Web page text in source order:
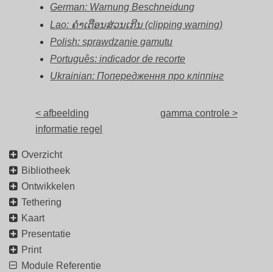
German: Warnung Beschneidung
Lao: ຄຳເຕືອນສ່ວນເກີນ (clipping warning)
Polish: sprawdzanie gamutu
Português: indicador de recorte
Ukrainian: Попередження про кліппінг
< afbeelding
informatie regel
gamma controle >
Overzicht
Bibliotheek
Ontwikkelen
Tethering
Kaart
Presentatie
Print
Module Referentie